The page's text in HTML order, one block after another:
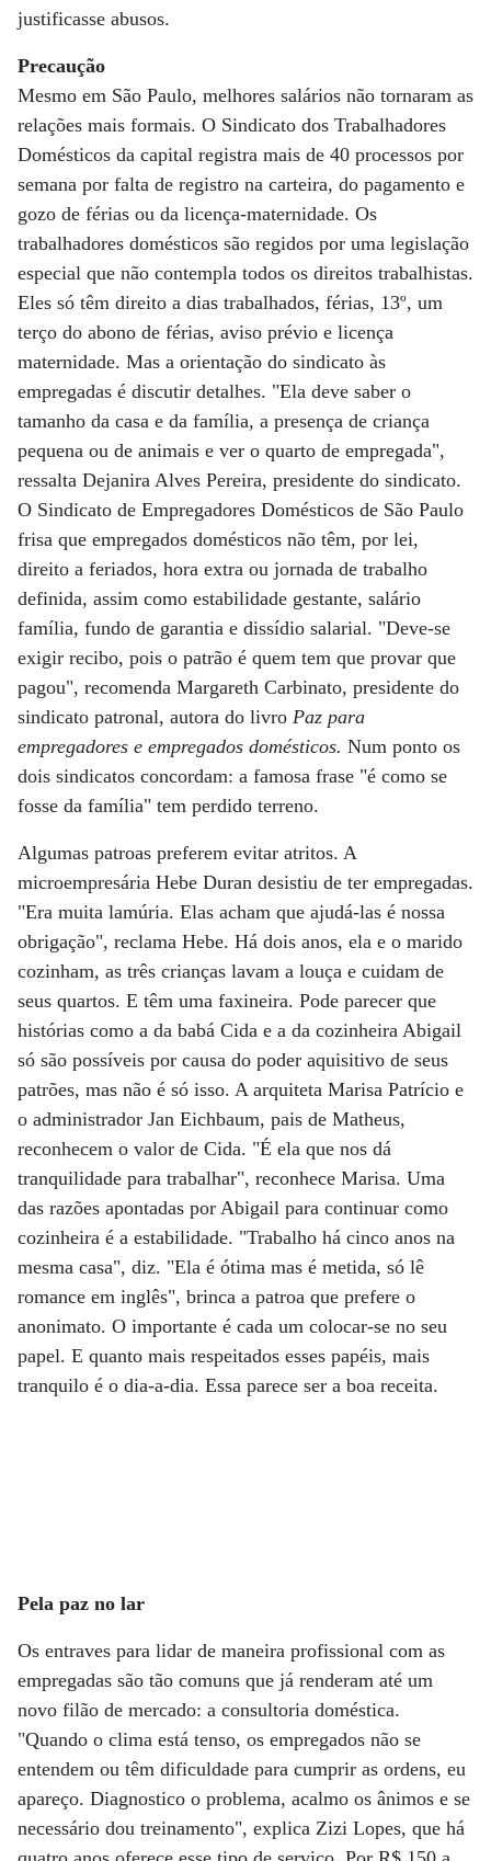
justificasse abusos.
Precaução
Mesmo em São Paulo, melhores salários não tornaram as
relações mais formais. O Sindicato dos Trabalhadores
Domésticos da capital registra mais de 40 processos por
semana por falta de registro na carteira, do pagamento e
gozo de férias ou da licença-maternidade. Os
trabalhadores domésticos são regidos por uma legislação
especial que não contempla todos os direitos trabalhistas.
Eles só têm direito a dias trabalhados, férias, 13º, um
terço do abono de férias, aviso prévio e licença
maternidade. Mas a orientação do sindicato às
empregadas é discutir detalhes. "Ela deve saber o
tamanho da casa e da família, a presença de criança
pequena ou de animais e ver o quarto de empregada",
ressalta Dejanira Alves Pereira, presidente do sindicato.
O Sindicato de Empregadores Domésticos de São Paulo
frisa que empregados domésticos não têm, por lei,
direito a feriados, hora extra ou jornada de trabalho
definida, assim como estabilidade gestante, salário
família, fundo de garantia e dissídio salarial. "Deve-se
exigir recibo, pois o patrão é quem tem que provar que
pagou", recomenda Margareth Carbinato, presidente do
sindicato patronal, autora do livro Paz para
empregadores e empregados domésticos. Num ponto os
dois sindicatos concordam: a famosa frase "é como se
fosse da família" tem perdido terreno.
Algumas patroas preferem evitar atritos. A
microempresária Hebe Duran desistiu de ter empregadas.
"Era muita lamúria. Elas acham que ajudá-las é nossa
obrigação", reclama Hebe. Há dois anos, ela e o marido
cozinham, as três crianças lavam a louça e cuidam de
seus quartos. E têm uma faxineira. Pode parecer que
histórias como a da babá Cida e a da cozinheira Abigail
só são possíveis por causa do poder aquisitivo de seus
patrões, mas não é só isso. A arquiteta Marisa Patrício e
o administrador Jan Eichbaum, pais de Matheus,
reconhecem o valor de Cida. "É ela que nos dá
tranquilidade para trabalhar", reconhece Marisa. Uma
das razões apontadas por Abigail para continuar como
cozinheira é a estabilidade. "Trabalho há cinco anos na
mesma casa", diz. "Ela é ótima mas é metida, só lê
romance em inglês", brinca a patroa que prefere o
anonimato. O importante é cada um colocar-se no seu
papel. E quanto mais respeitados esses papéis, mais
tranquilo é o dia-a-dia. Essa parece ser a boa receita.
Pela paz no lar
Os entraves para lidar de maneira profissional com as
empregadas são tão comuns que já renderam até um
novo filão de mercado: a consultoria doméstica.
"Quando o clima está tenso, os empregados não se
entendem ou têm dificuldade para cumprir as ordens, eu
apareço. Diagnostico o problema, acalmo os ânimos e se
necessário dou treinamento", explica Zizi Lopes, que há